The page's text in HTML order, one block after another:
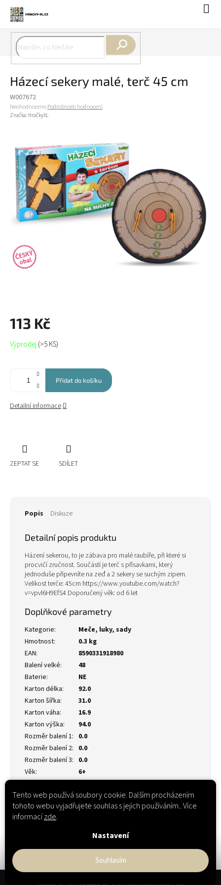
Tento web používá soubory cookie. Dalším procházením
tohoto webu vyjadřujete souhlas s jejich používáním.. Více
informacízde.
Nastavení
Souhlasím
obsah
Házecí sekery malé, terč 45 cm
W007672
Průměrné
hodnocení
hvězdiček.
NeohodnocenoPodrobnosti hodnocení
Značka: HračkyXL
113 Kč
Měrná
cena:
Výprodej(>5 KS)
Přidat do košíku
Detailní informace
ZEPTAT SE SDÍLET
Popis Diskuze
Detailní popis produktu
Házení sekerou, to je zábava pro malé raubíře, při které si
procvičí zručnost. Součástí je terč s přísavkami, který
jednoduše připevníte na zeď a 2 sekery se suchým zipem.
Velikost terče: 45cm https://www.youtube.com/watch?
v=vpvl6H9EfS4 Doporučený věk: od 6 let
Doplňkové parametry
Kategorie:
Meče, luky, sady
Hmotnost:
0.3 kg
EAN:
8590331918980
Balení velké:
48
Baterie:
NE
Karton délka:
92.0
Karton šířka:
31.0
Karton váha:
16.9
Karton výška:
94.0
Rozměr balení 1: 0.0
Rozměr balení 2: 0.0
Rozměr balení 3: 0.0
Věk: 6+